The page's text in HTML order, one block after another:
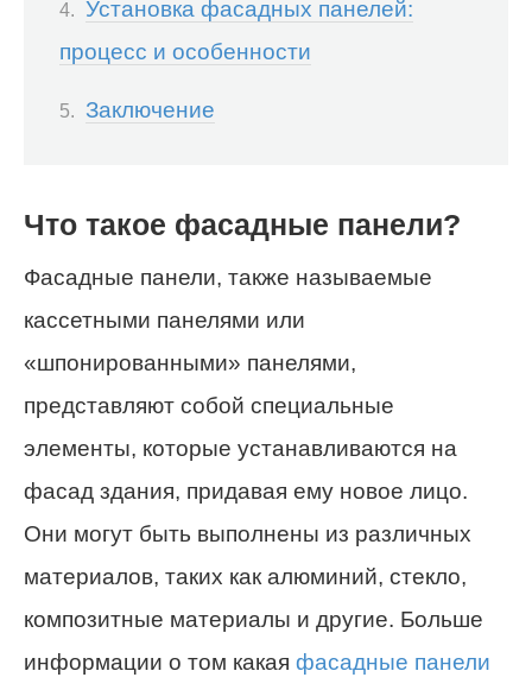
Установка фасадных панелей:
процесс и особенности
Заключение
Что такое фасадные панели?
Фасадные панели, также называемые
кассетными панелями или
«шпонированными» панелями,
представляют собой специальные
элементы, которые устанавливаются на
фасад здания, придавая ему новое лицо.
Они могут быть выполнены из различных
материалов, таких как алюминий, стекло,
композитные материалы и другие. Больше
информации о том какая фасадные панели